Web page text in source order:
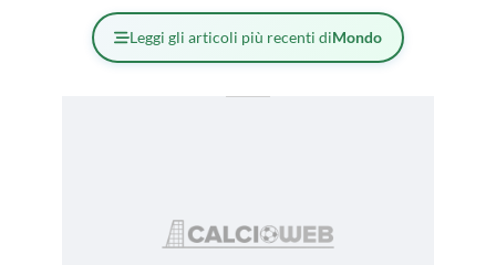
Leggi gli articoli più recenti diMondo